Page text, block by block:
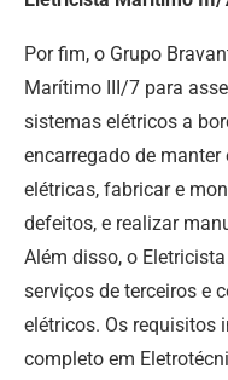
Por fim, o Grupo
Marítimo III/7 para
sistemas elétricos a
encarregado de
elétricas, fabricar e
defeitos, e realizar
Além disso, o
serviços de terceiros e
elétricos. Os requisitos
completo em